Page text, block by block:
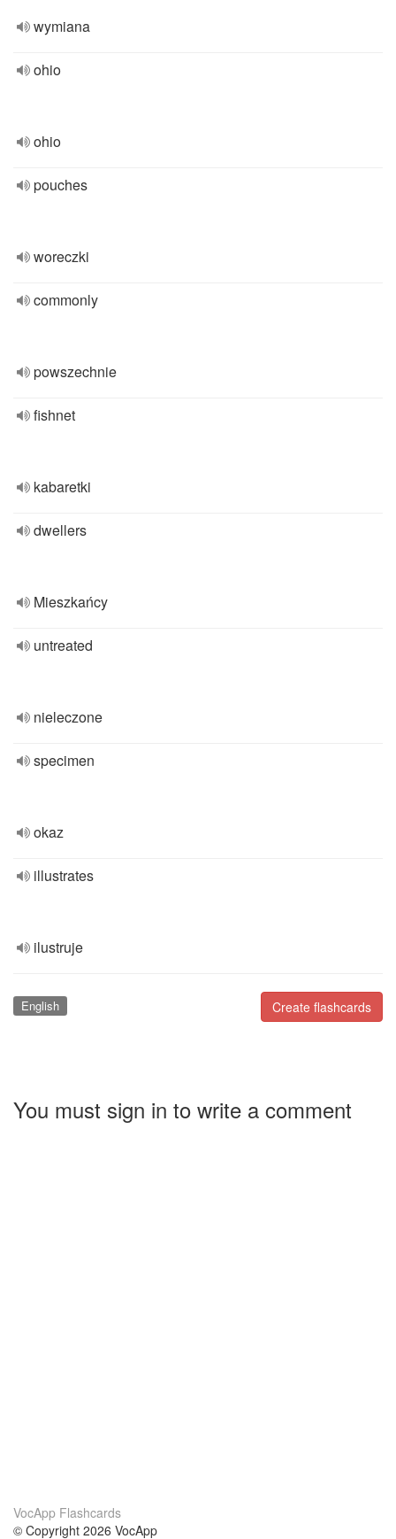
wymiana
ohio
ohio
pouches
woreczki
commonly
powszechnie
fishnet
kabaretki
dwellers
Mieszkańcy
untreated
nieleczone
specimen
okaz
illustrates
ilustruje
Create flashcards
English
You must sign in to write a comment
VocApp Flashcards
© Copyright 2026 VocApp